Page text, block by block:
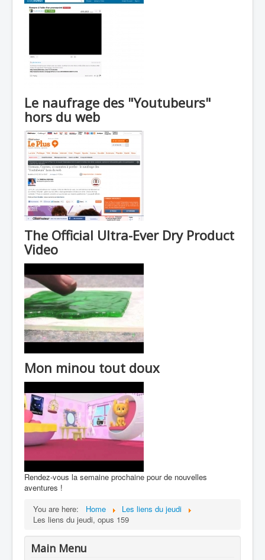
Le naufrage des "Youtubeurs"
hors du web
The Official Ultra-Ever Dry Product
Video
Mon minou tout doux
Rendez-vous la semaine prochaine pour de nouvelles
aventures !
You are here:
Home
Les liens du jeudi
Les liens du jeudi, opus 159
Main Menu